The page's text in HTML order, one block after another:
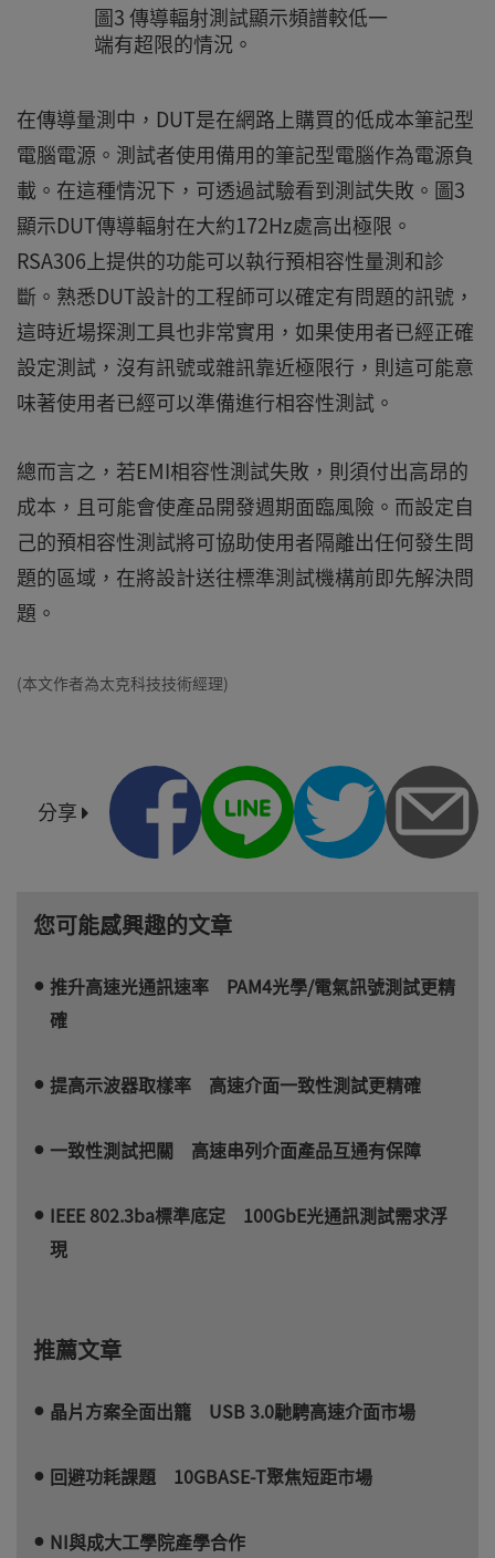
圖3 傳導輻射測試顯示頻譜較低一
端有超限的情況。
在傳導量測中，DUT是在網路上購買的低成本筆記型
電腦電源。測試者使用備用的筆記型電腦作為電源負
載。在這種情況下，可透過試驗看到測試失敗。圖3
顯示DUT傳導輻射在大約172Hz處高出極限。
RSA306上提供的功能可以執行預相容性量測和診
斷。熟悉DUT設計的工程師可以確定有問題的訊號，
這時近場探測工具也非常實用，如果使用者已經正確
設定測試，沒有訊號或雜訊靠近極限行，則這可能意
味著使用者已經可以準備進行相容性測試。
總而言之，若EMI相容性測試失敗，則須付出高昂的
成本，且可能會使產品開發週期面臨風險。而設定自
己的預相容性測試將可協助使用者隔離出任何發生問
題的區域，在將設計送往標準測試機構前即先解決問
題。
(本文作者為太克科技技術經理)
分享
您可能感興趣的文章
推升高速光通訊速率 PAM4光學/電氣訊號測試更精
確
提高示波器取樣率 高速介面一致性測試更精確
一致性測試把關 高速串列介面產品互通有保障
IEEE 802.3ba標準底定 100GbE光通訊測試需求浮
現
推薦文章
晶片方案全面出籠 USB 3.0馳騁高速介面市場
回避功耗課題 10GBASE-T聚焦短距市場
NI與成大工學院產學合作